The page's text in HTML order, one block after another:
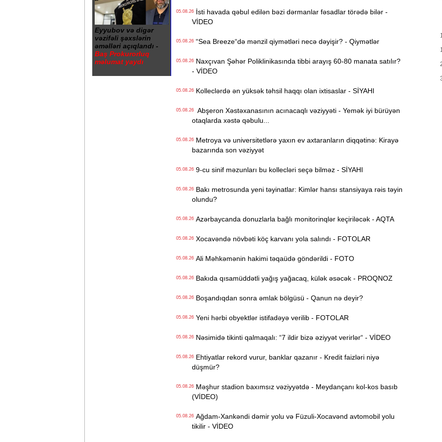
Eyyubov və digər
vəzifəli şəxslərin
əməlləri açıqlandı -
Baş Prokurorluq
məlumat yaydı
05.08.26İsti havada qəbul edilən bəzi dərmanlar fəsadlar törədə bilər -
VİDEO
05.08.26“Sea Breeze“də mənzil qiymətləri necə dəyişir? - Qiymətlər
05.08.26Naxçıvan Şəhər Poliklinikasında tibbi arayış 60-80 manata satılır?
- VİDEO
05.08.26Kolleclərdə ən yüksək təhsil haqqı olan ixtisaslar - SİYAHI
05.08.26Abşeron Xəstəxanasının acınacaqlı vəziyyəti - Yemək iyi bürüyən
otaqlarda xəstə qəbulu...
05.08.26Metroya və universitetlərə yaxın ev axtaranların diqqətinə: Kirayə
bazarında son vəziyyət
05.08.269-cu sinif məzunları bu kollecləri seçə bilməz - SİYAHI
05.08.26Bakı metrosunda yeni təyinatlar: Kimlər hansı stansiyaya rəis təyin
olundu?
05.08.26Azərbaycanda donuzlarla bağlı monitorinqlər keçiriləcək - AQTA
05.08.26Xocavəndə növbəti köç karvanı yola salındı - FOTOLAR
05.08.26Ali Məhkəmənin hakimi təqaüdə göndərildi - FOTO
05.08.26Bakıda qısamüddətli yağış yağacaq, külək əsəcək - PROQNOZ
05.08.26Boşandıqdan sonra əmlak bölgüsü - Qanun nə deyir?
05.08.26Yeni hərbi obyektlər istifadəyə verilib - FOTOLAR
05.08.26Nəsimidə tikinti qalmaqalı: “7 ildir bizə əziyyət verirlər“ - VİDEO
05.08.26Ehtiyatlar rekord vurur, banklar qazanır - Kredit faizləri niyə
düşmür?
05.08.26Məşhur stadion baxımsız vəziyyətdə - Meydançanı kol-kos basıb
(VİDEO)
05.08.26Ağdam-Xankəndi dəmir yolu və Füzuli-Xocavənd avtomobil yolu
tikilir - VİDEO